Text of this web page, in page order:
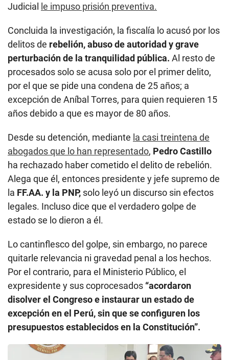
Judicial le impuso prisión preventiva.
Concluida la investigación, la fiscalía lo acusó por los
delitos de rebelión, abuso de autoridad y grave
perturbación de la tranquilidad pública. Al resto de
procesados solo se acusa solo por el primer delito,
por el que se pide una condena de 25 años; a
excepción de Aníbal Torres, para quien requieren 15
años debido a que es mayor de 80 años.
Desde su detención, mediante la casi treintena de
abogados que lo han representado, Pedro Castillo
ha rechazado haber cometido el delito de rebelión.
Alega que él, entonces presidente y jefe supremo de
la FF.AA. y la PNP, solo leyó un discurso sin efectos
legales. Incluso dice que el verdadero golpe de
estado se lo dieron a él.
Lo cantinflesco del golpe, sin embargo, no parece
quitarle relevancia ni gravedad penal a los hechos.
Por el contrario, para el Ministerio Público, el
expresidente y sus coprocesados “acordaron
disolver el Congreso e instaurar un estado de
excepción en el Perú, sin que se configuren los
presupuestos establecidos en la Constitución”.